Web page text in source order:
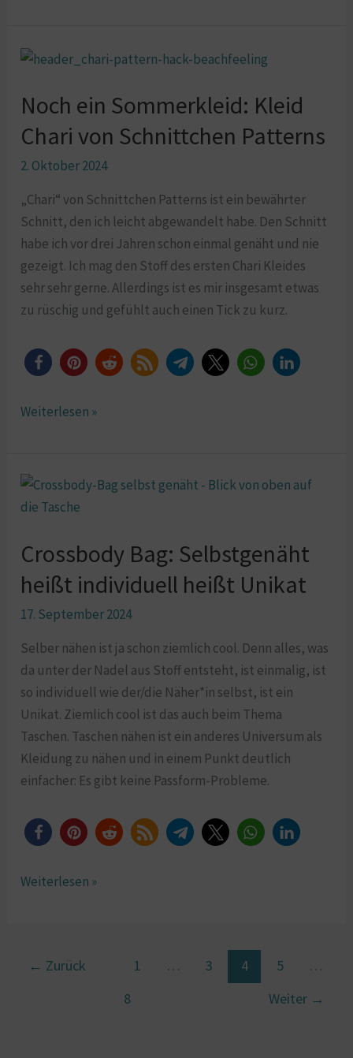
Noch ein Sommerkleid: Kleid
Chari von Schnittchen Patterns
2. Oktober 2024
„Chari“ von Schnittchen Patterns ist ein bewährter
Schnitt, den ich leicht abgewandelt habe. Den Schnitt
habe ich vor drei Jahren schon einmal genäht und nie
gezeigt. Ich mag den Stoff des ersten Chari Kleides
sehr sehr gerne. Allerdings ist es mir insgesamt etwas
zu rüschig und gefühlt auch einen Tick zu kurz.
Noch
Sommerkleid:
Chari
von
Patterns
Weiterlesen »
Crossbody Bag: Selbstgenäht
heißt individuell heißt Unikat
17. September 2024
Selber nähen ist ja schon ziemlich cool. Denn alles, was
da unter der Nadel aus Stoff entsteht, ist einmalig, ist
so individuell wie der/die Näher*in selbst, ist ein
Unikat. Ziemlich cool ist das auch beim Thema
Taschen. Taschen nähen ist ein anderes Universum als
Kleidung zu nähen und in einem Punkt deutlich
einfacher: Es gibt keine Passform-Probleme.
Crossbody
Bag:
heißt
individuell
heißt
Unikat
Weiterlesen »
← Zurück 1 … 3 4 5
…
8
Weiter →